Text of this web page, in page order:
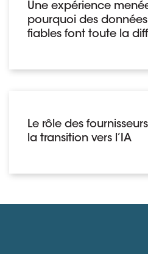
Une expérience
pourquoi des données
fiables font toute la
Le rôle des
la transition vers l’IA